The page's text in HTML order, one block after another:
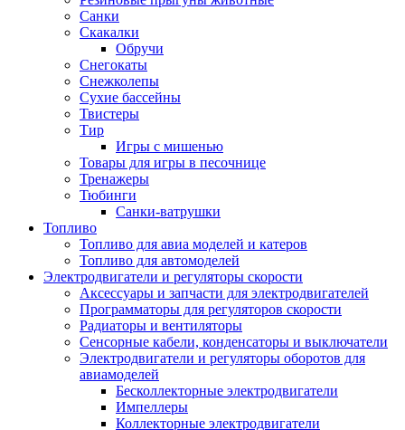
Санки
Скакалки
Обручи
Снегокаты
Снежколепы
Сухие бассейны
Твистеры
Тир
Игры с мишенью
Товары для игры в песочнице
Тренажеры
Тюбинги
Санки-ватрушки
Топливо
Топливо для авиа моделей и катеров
Топливо для автомоделей
Электродвигатели и регуляторы скорости
Аксессуары и запчасти для электродвигателей
Программаторы для регуляторов скорости
Радиаторы и вентиляторы
Сенсорные кабели, конденсаторы и выключатели
Электродвигатели и регуляторы оборотов для
авиамоделей
Бесколлекторные электродвигатели
Импеллеры
Коллекторные электродвигатели